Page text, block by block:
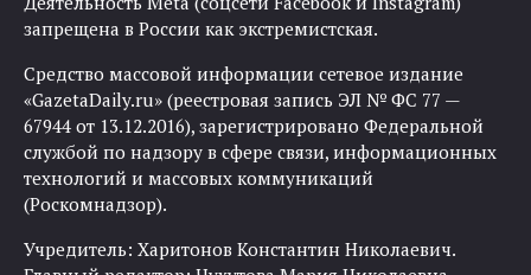
запрещена в России как экстремистская.
Средство массовой информации сетевое издание
«GazetaDaily.ru» (реестровая запись ЭЛ № ФС 77 —
67944 от 13.12.2016), зарегистрировано Федеральной
службой по надзору в сфере связи, информационных
технологий и массовых коммуникаций
(Роскомнадзор).
Учредитель: Харитонов Константин Николаевич.